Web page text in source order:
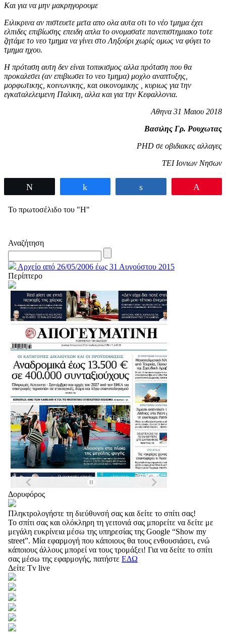
Και για να μην μακρηγορουμε
Ειλικρινα αν πιστευετε μετα απο ολα αυτα οτι το νέο τμημα έχει
ελπιδες επιβίωσης επειδη απλα το ονομασατε πανεπιστημιακο τοτε
ζητάμε το νεο τμημα να γίνει στο Ληξούρι χωρίς ομως να φύγει το
τμημα ηχου.
Η πρόταση αυτη δεν είναι τοπικισμος αλλα πρόταση που θα
προκαλεσει (αν επιβιωσει το νεο τμημα) μοχλο αναπτυξης,
μορφωτικης, κοινωνικης, και οικονομικης , κυριως για την
εγκαταλελειμενη Παλικη, αλλα και για την Κεφαλλονια.
Αθηνα 31 Μαιου 2018
Βασιλης Γρ. Ρουχωτας
PHD σε οβιδιακες αλλαγες
ΤΕΙ Ιονιων Νησων
Το πρωτοσέλιδο του "Η"
Αναζήτηση
Αρχείο από 26/05/2006 έως 31 Αυγούστου 2015
Περίπτερο
Δορυφόρος
Πληκτρολογήστε τη διεύθυνσή σας και δείτε το σπίτι σας!
Το σπίτι σας και ολόκληρη τη γειτονιά σας μπορείτε να δείτε με
μεγάλη ευκρίνεια μέσω της υπηρεσίας της Google “Show my
street”. Μία εφαρμογή που κάποιους θα τους ενθουσιάσει, ενώ
κάποιους άλλους μπορεί να τους τρομάξει! Για να δείτε το σπίτι
σας μέσω της εφαρμογής, πατήστε ΕΔΩ
Δείτε Tv live